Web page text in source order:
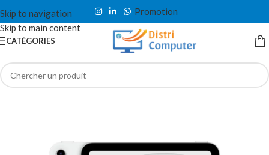
Skip to navigation
Skip to main content
Promotion
CATÉGORIES